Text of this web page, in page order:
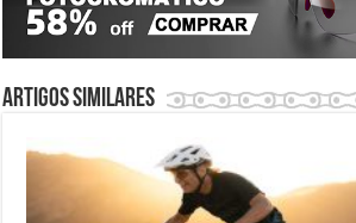
Artigos similares